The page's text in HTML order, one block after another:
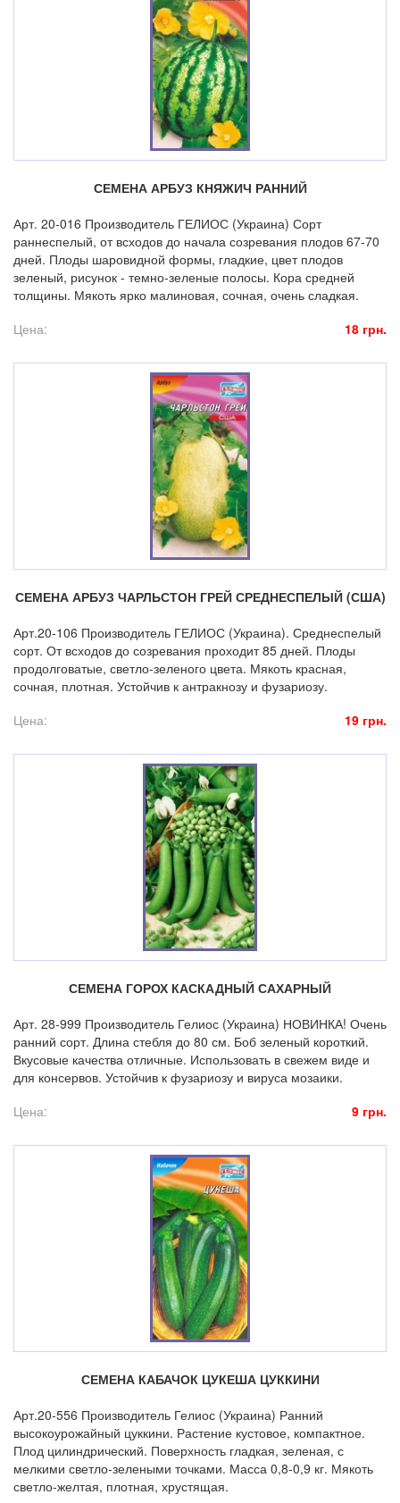
СЕМЕНА АРБУЗ КНЯЖИЧ РАННИЙ
Арт. 20-016 Производитель ГЕЛИОС (Украина) Сорт
раннеспелый, от всходов до начала созревания плодов 67-70
дней. Плоды шаровидной формы, гладкие, цвет плодов
зеленый, рисунок - темно-зеленые полосы. Кора средней
толщины. Мякоть ярко малиновая, сочная, очень сладкая.
Цена:
18 грн.
СЕМЕНА АРБУЗ ЧАРЛЬСТОН ГРЕЙ СРЕДНЕСПЕЛЫЙ (США)
Арт.20-106 Производитель ГЕЛИОС (Украина). Среднеспелый
сорт. От всходов до созревания проходит 85 дней. Плоды
продолговатые, светло-зеленого цвета. Мякоть красная,
сочная, плотная. Устойчив к антракнозу и фузариозу.
Цена:
19 грн.
СЕМЕНА ГОРОХ КАСКАДНЫЙ САХАРНЫЙ
Арт. 28-999 Производитель Гелиос (Украина) НОВИНКА! Очень
ранний сорт. Длина стебля до 80 см. Боб зеленый короткий.
Вкусовые качества отличные. Использовать в свежем виде и
для консервов. Устойчив к фузариозу и вируса мозаики.
Цена:
9 грн.
СЕМЕНА КАБАЧОК ЦУКЕША ЦУККИНИ
Арт.20-556 Производитель Гелиос (Украина) Ранний
высокоурожайный цуккини. Растение кустовое, компактное.
Плод цилиндрический. Поверхность гладкая, зеленая, с
мелкими светло-зелеными точками. Масса 0,8-0,9 кг. Мякоть
светло-желтая, плотная, хрустящая.